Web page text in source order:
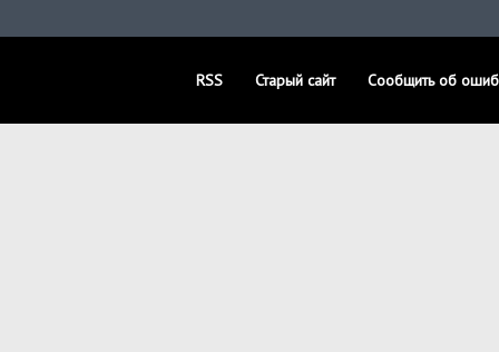
RSS Старый сайт Сообщить об